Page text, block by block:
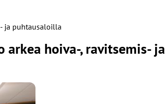
ja puhtausaloilla
hoiva-, ravitsemis-